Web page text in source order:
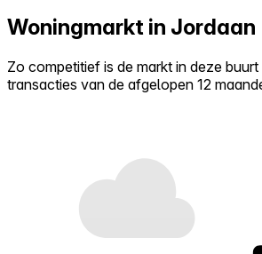
Woningmarkt in Jordaan
Zo competitief is de markt in deze
transacties van de afgelopen 12